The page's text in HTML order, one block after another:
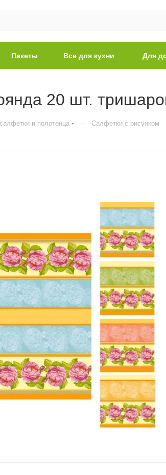
Пакеты Все для кухни Для
20 шт.
и полотенца — Салфетки с рисунком